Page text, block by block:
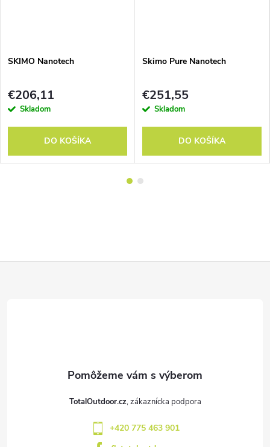
SKIMO Nanotech
€206,11
Skladom
DO KOŠÍKA
Skimo Pure Nanotech
€251,55
Skladom
DO KOŠÍKA
TotalOutdoor.cz
+420 775 463 901